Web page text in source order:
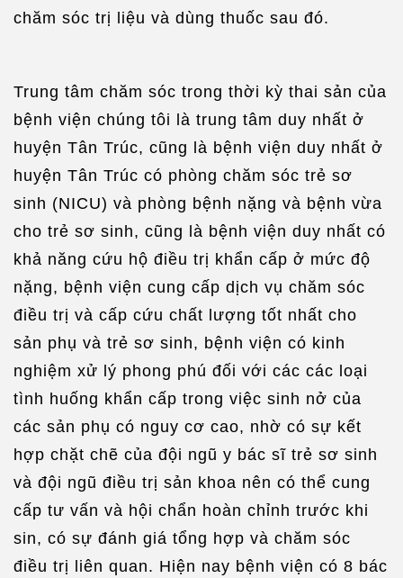
chăm sóc trị liệu và dùng thuốc sau đó.
Trung tâm chăm sóc trong thời kỳ thai sản của
bệnh viện chúng tôi là trung tâm duy nhất ở
huyện Tân Trúc, cũng là bệnh viện duy nhất ở
huyện Tân Trúc có phòng chăm sóc trẻ sơ
sinh (NICU) và phòng bệnh nặng và bệnh vừa
cho trẻ sơ sinh, cũng là bệnh viện duy nhất có
khả năng cứu hộ điều trị khẩn cấp ở mức độ
nặng, bệnh viện cung cấp dịch vụ chăm sóc
điều trị và cấp cứu chất lượng tốt nhất cho
sản phụ và trẻ sơ sinh, bệnh viện có kinh
nghiệm xử lý phong phú đối với các các loại
tình huống khẩn cấp trong việc sinh nở của
các sản phụ có nguy cơ cao, nhờ có sự kết
hợp chặt chẽ của đội ngũ y bác sĩ trẻ sơ sinh
và đội ngũ điều trị sản khoa nên có thể cung
cấp tư vấn và hội chẩn hoàn chỉnh trước khi
sin, có sự đánh giá tổng hợp và chăm sóc
điều trị liên quan. Hiện nay bệnh viện có 8 bác